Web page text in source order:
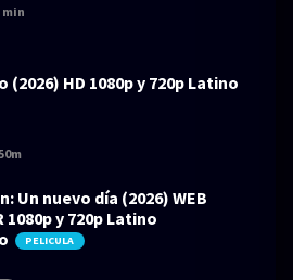
min
(2026) HD 1080p y 720p Latino
Un nuevo día (2026) WEB
1080p y 720p Latino
PELICULA